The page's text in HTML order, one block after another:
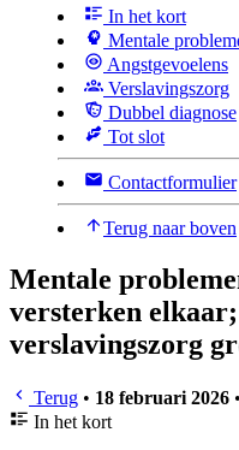
In het kort
Mentale
Angstgevoelens
Verslavingszorg
Dubbel diagnose
Tot slot
Contactformulier
Terug naar boven
Mentale
versterken
verslavingszorg
Terug • 18 februari 2026 •
In het kort